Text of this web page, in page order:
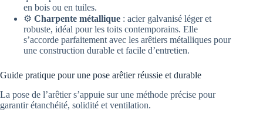
en bois ou en tuiles.
⚙️ Charpente métallique : acier galvanisé léger et
robuste, idéal pour les toits contemporains. Elle
s’accorde parfaitement avec les arêtiers métalliques pour
une construction durable et facile d’entretien.
Guide pratique pour une pose arêtier réussie et durable
La pose de l’arêtier s’appuie sur une méthode précise pour
garantir étanchéité, solidité et ventilation.